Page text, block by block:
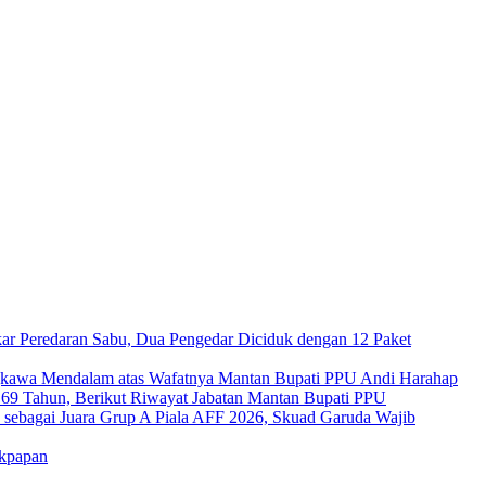
Peredaran Sabu, Dua Pengedar Diciduk dengan 12 Paket
Mendalam atas Wafatnya Mantan Bupati PPU Andi Harahap
Tahun, Berikut Riwayat Jabatan Mantan Bupati PPU
Juara Grup A Piala AFF 2026, Skuad Garuda Wajib